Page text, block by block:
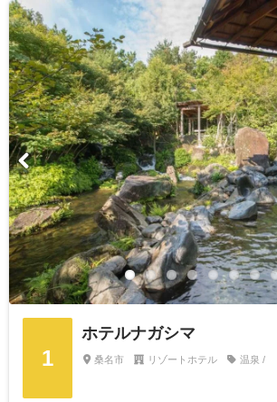
1
ホテルナガシマ
桑名市 リゾートホテル 温泉 /